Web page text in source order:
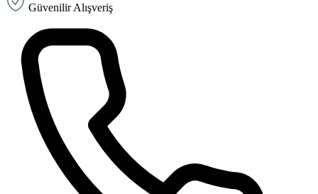
Güvenilir Alışveriş